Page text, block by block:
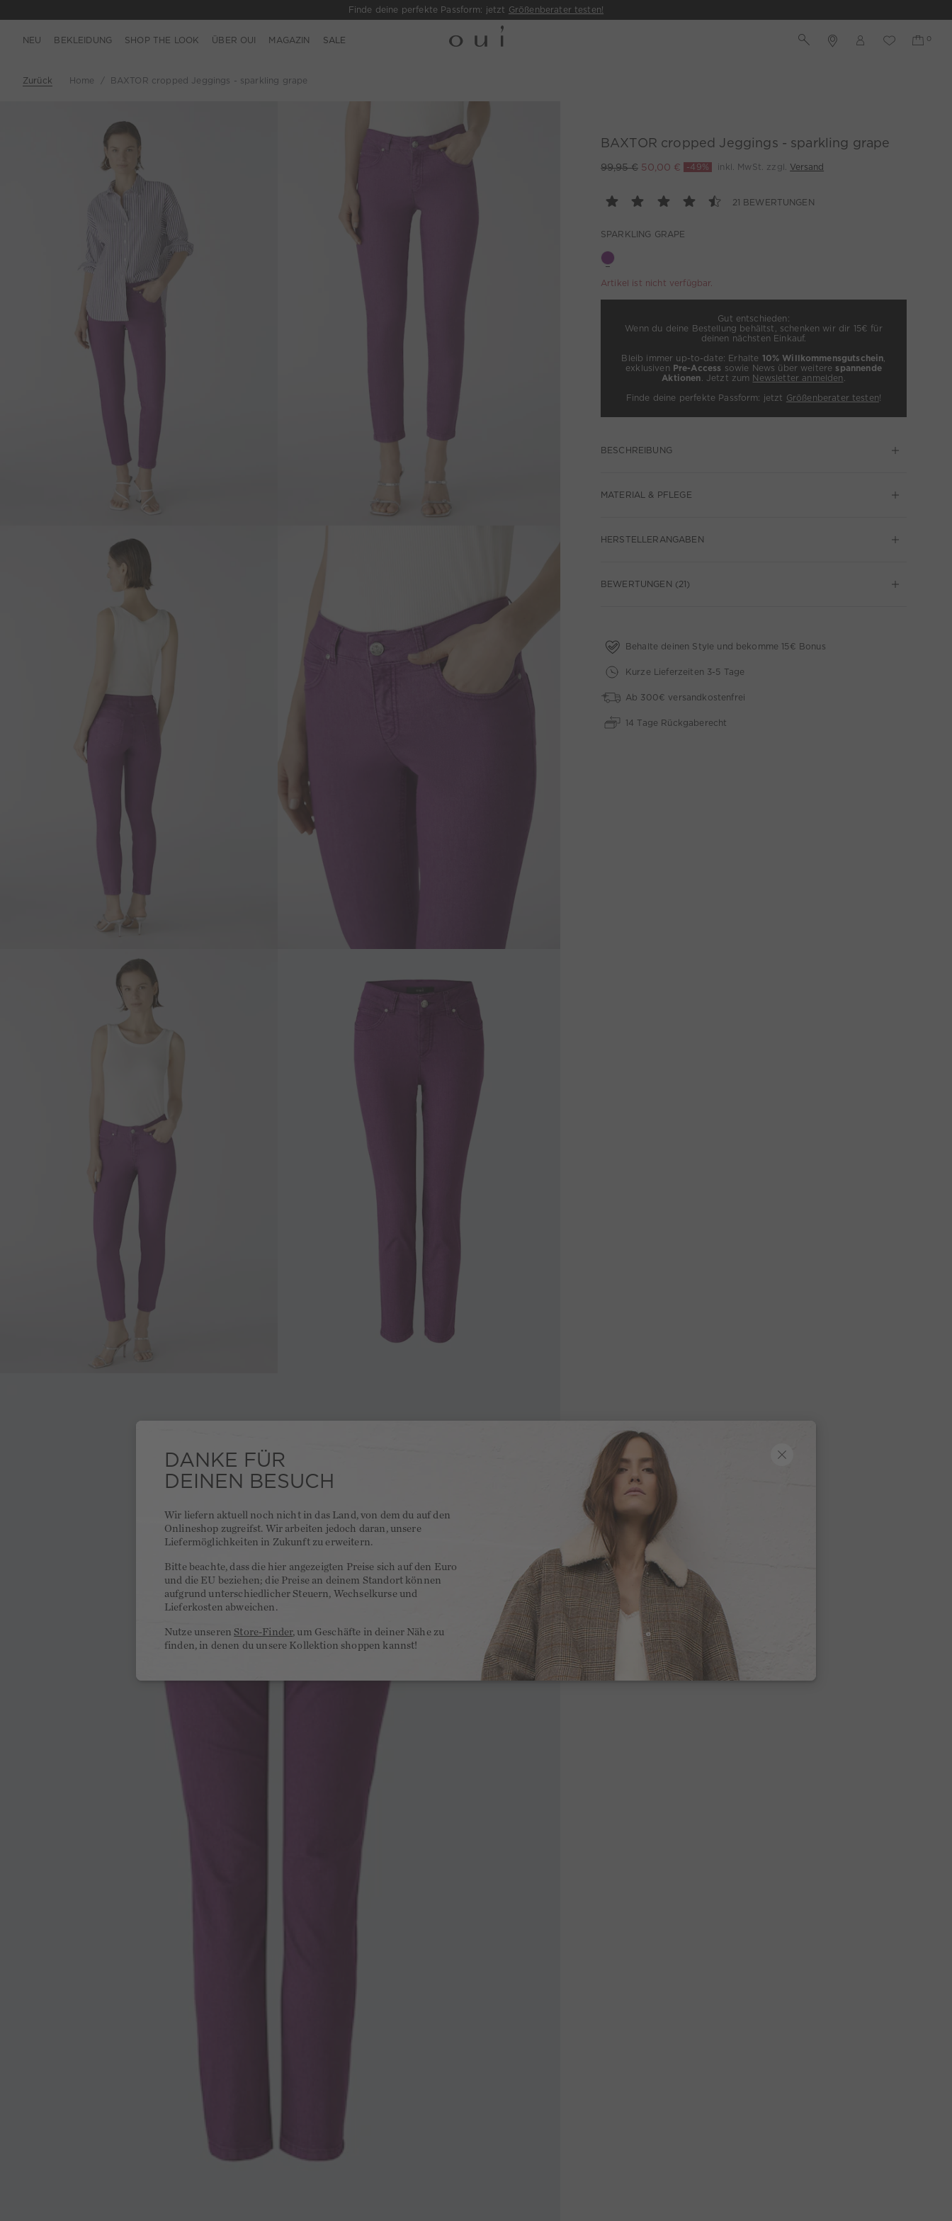
Finde deine perfekte Passform: jetzt Größenberater testen!
NEU BEKLEIDUNG SHOP THE LOOK ÜBER OUI MAGAZIN SALE
Zurück Home BAXTOR cropped Jeggings - sparkling grape
BAXTOR cropped Jeggings - sparkling grape
99,95 € 50,00 € -49% inkl. MwSt. zzgl. Versand
21 BEWERTUNGEN
SPARKLING GRAPE
Artikel ist nicht verfügbar.
Gut entschieden:
Wenn du deine Bestellung behältst, schenken wir dir 15€ für
deinen nächsten Einkauf.
Bleib immer up-to-date: Erhalte 10% Willkommensgutschein,
exklusiven Pre-Access sowie News über weitere spannende
Aktionen. Jetzt zum Newsletter anmelden .
Finde deine perfekte Passform: jetzt Größenberater testen!
BESCHREIBUNG
MATERIAL & PFLEGE
HERSTELLERANGABEN
BEWERTUNGEN (21)
Behalte deinen Style und bekomme 15€ Bonus
Kurze Lieferzeiten 3-5 Tage
Ab 300€ versandkostenfrei
14 Tage Rückgaberecht
DANKE FÜR
DEINEN BESUCH
Wir liefern aktuell noch nicht in das Land, von dem du auf den
Onlineshop zugreifst. Wir arbeiten jedoch daran, unsere
Liefermöglichkeiten in Zukunft zu erweitern.
Bitte beachte, dass die hier angezeigten Preise sich auf den Euro
und die EU beziehen; die Preise an deinem Standort können
aufgrund unterschiedlicher Steuern, Wechselkurse und
Lieferkosten abweichen.
Nutze unseren Store-Finder, um Geschäfte in deiner Nähe zu
finden, in denen du unsere Kollektion shoppen kannst!